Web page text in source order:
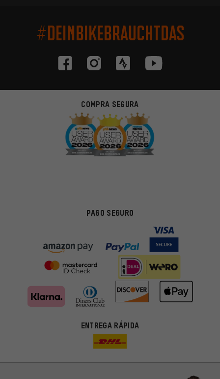
#DEINBIKEBRAUCHTDAS
COMPRA SEGURA
PAGO SEGURO
ENTREGA RÁPIDA